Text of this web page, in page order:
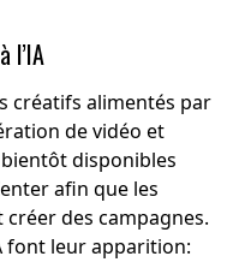
l’IA
créatifs alimentés par
de vidéo et
disponibles
afin que les
des campagnes.
font leur apparition: